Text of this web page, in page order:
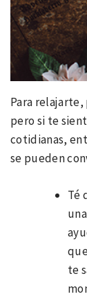
Para
pero si te
cotidianas,
se pueden
Té
te